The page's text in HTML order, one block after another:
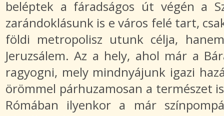
beléptek a fáradságos út végén a
zarándoklásunk is e város felé tart,
földi metropolisz utunk célja,
Jeruzsálem. Az a hely, ahol már a
ragyogni, mely mindnyájunk igazi
örömmel párhuzamosan a természet
Rómában ilyenkor a már